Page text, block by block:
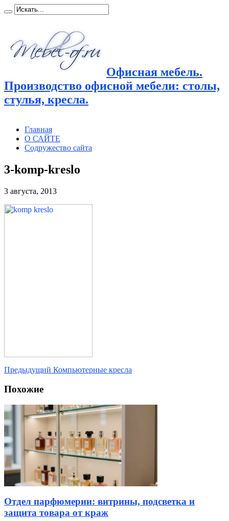
Офисная мебель.
Производство офисной мебели: столы,
стулья, кресла.
Главная
О САЙТЕ
Содружество сайта
3-komp-kreslo
3 августа, 2013
Предыдущий Компьютерные кресла
Похожие
Отдел парфюмерии: витрины, подсветка и
защита товара от краж